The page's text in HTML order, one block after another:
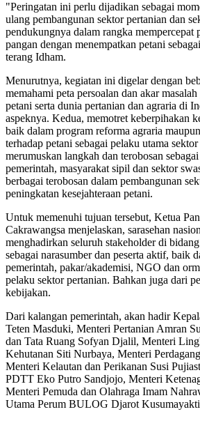
"Peringatan ini perlu dijadikan sebagai
ulang pembangunan sektor pertanian dan
pendukungnya dalam rangka mempercepat
pangan dengan menempatkan petani
terang Idham.
Menurutnya, kegiatan ini digelar dengan
memahami peta persoalan dan akar
petani serta dunia pertanian dan agraria di
aspeknya. Kedua, memotret keberpihakan
baik dalam program reforma agraria
terhadap petani sebagai pelaku utama
merumuskan langkah dan terobosan
pemerintah, masyarakat sipil dan sektor
berbagai terobosan dalam pembangunan
peningkatan kesejahteraan petani.
Untuk memenuhi tujuan tersebut, Ketua
Cakrawangsa menjelaskan, sarasehan
menghadirkan seluruh stakeholder di
sebagai narasumber dan peserta aktif, baik
pemerintah, pakar/akademisi, NGO dan
pelaku sektor pertanian. Bahkan juga dari
kebijakan.
Dari kalangan pemerintah, akan hadir
Teten Masduki, Menteri Pertanian Amran
dan Tata Ruang Sofyan Djalil, Menteri
Kehutanan Siti Nurbaya, Menteri
Menteri Kelautan dan Perikanan Susi
PDTT Eko Putro Sandjojo, Menteri
Menteri Pemuda dan Olahraga Imam
Utama Perum BULOG Djarot